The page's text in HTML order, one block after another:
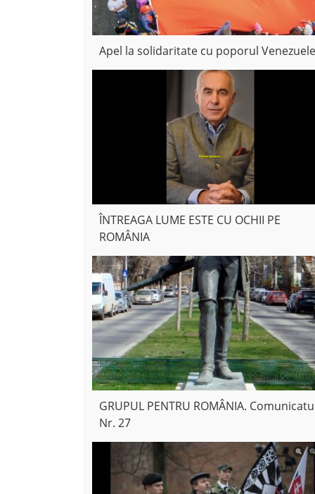
Apel la solidaritate cu poporul
ÎNTREAGA LUME ESTE CU OCHII PE
ROMÂNIA
GRUPUL PENTRU ROMÂNIA.
Nr. 27